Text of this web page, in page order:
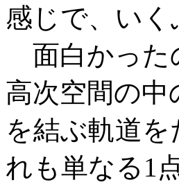
感じで、い
面白かった
高次空間の
を結ぶ軌道
れも単なる1